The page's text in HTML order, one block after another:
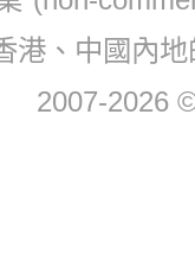
港、中國內
2007-2026